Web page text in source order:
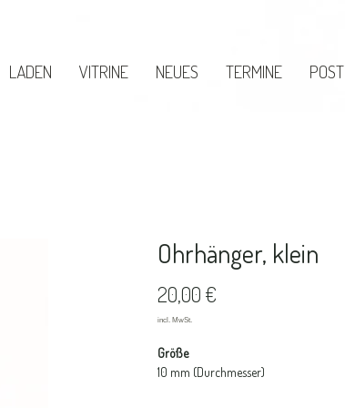
LADEN VITRINE NEUES TERMINE POST
Ohrhänger, klein
20,00 €
Größe
10 mm (Durchmesser)